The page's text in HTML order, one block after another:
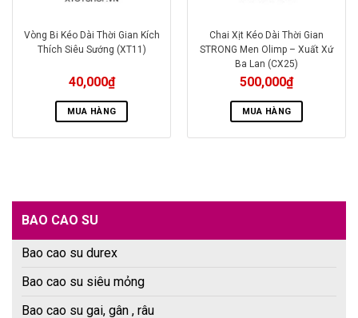
Vòng Bi Kéo Dài Thời Gian Kích
Thích Siêu Sướng (XT11)
40,000₫
MUA HÀNG
Chai Xịt Kéo Dài Thời Gian
STRONG Men Olimp – Xuất Xứ
Ba Lan (CX25)
500,000₫
MUA HÀNG
BAO CAO SU
Bao cao su durex
Bao cao su siêu mỏng
Bao cao su gai, gân , râu